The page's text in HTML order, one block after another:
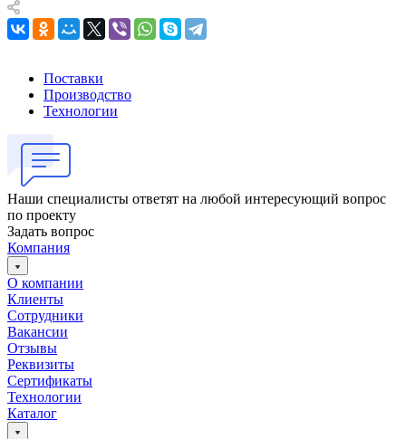
Поставки
Производство
Технологии
Наши специалисты ответят на любой интересующий вопрос
по проекту
Задать вопрос
Компания
О компании
Клиенты
Сотрудники
Вакансии
Отзывы
Реквизиты
Сертификаты
Технологии
Каталог